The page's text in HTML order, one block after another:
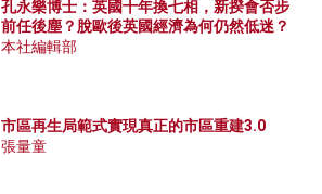
孔永樂博士：英國十年換七相，新揆會否步
前任後塵？脫歐後英國經濟為何仍然低迷？
本社編輯部
市區再生局範式實現真正的市區重建3.0
張量童